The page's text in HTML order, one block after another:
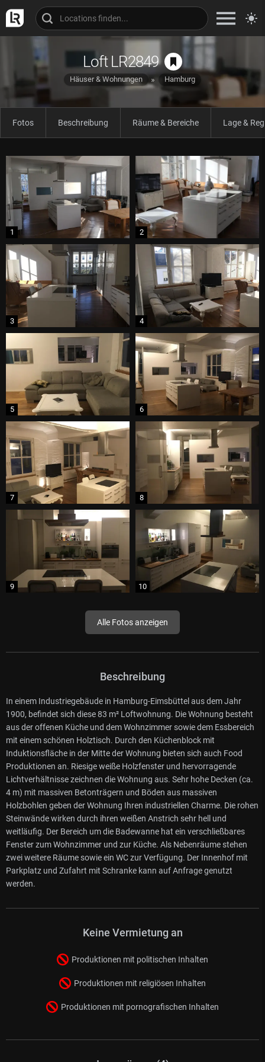
Loft LR2849
Häuser & Wohnungen Hamburg
Fotos Beschreibung Räume & Bereiche Lage &
Alle Fotos anzeigen
Beschreibung
In einem Industriegebäude in Hamburg-Eimsbüttel aus dem Jahr
1900, befindet sich diese 83 m² Loftwohnung. Die Wohnung besteht
aus der offenen Küche und dem Wohnzimmer sowie dem Essbereich
mit einem schönen Holztisch. Durch den Küchenblock mit
Induktionsfläche in der Mitte der Wohnung bieten sich auch Food
Produktionen an. Riesige weiße Holzfenster und hervorragende
Lichtverhältnisse zeichnen die Wohnung aus. Sehr hohe Decken (ca.
4 m) mit massiven Betonträgern und Böden aus massiven
Holzbohlen geben der Wohnung Ihren industriellen Charme. Die rohen
Steinwände wirken durch ihren weißen Anstrich sehr hell und
weitläufig. Der Bereich um die Badewanne hat ein verschließbares
Fenster zum Wohnzimmer und zur Küche. Als Nebenräume stehen
zwei weitere Räume sowie ein WC zur Verfügung. Der Innenhof mit
Parkplatz und Zufahrt mit Schranke kann auf Anfrage genutzt
werden.
Keine Vermietung an
Produktionen mit politischen Inhalten
Produktionen mit religiösen Inhalten
Produktionen mit pornografischen Inhalten